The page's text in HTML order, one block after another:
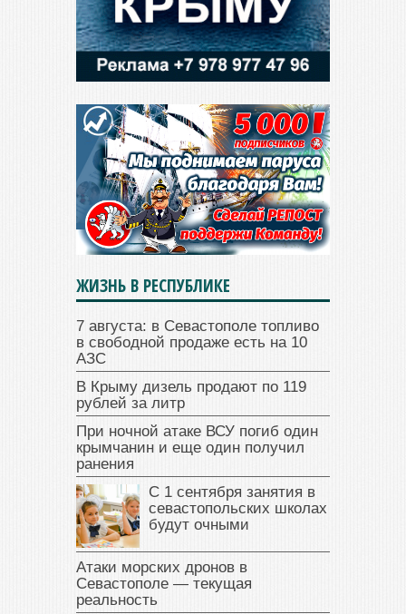
ЖИЗНЬ В РЕСПУБЛИКЕ
7 августа: в Севастополе топливо
в свободной продаже есть на 10
АЗС
В Крыму дизель продают по 119
рублей за литр
При ночной атаке ВСУ погиб один
крымчанин и еще один получил
ранения
С 1 сентября занятия в
севастопольских школах
будут очными
Атаки морских дронов в
Севастополе — текущая
реальность